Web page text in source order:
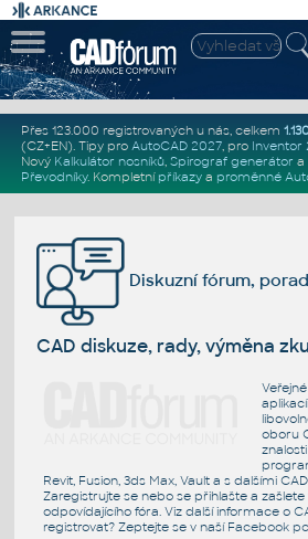
Přes 123.000 registrovaných u nás, celkem
(CZ+EN). Tipy pro AutoCAD 2027, pro Inventor
Nový Kalkulátor nosníků, Spirograf generátor a
Převodníky. Kompletní příkazya proměnné
Diskuzní fórum,
CAD diskuze, rady, výměna
oboru
Revit, Fusion, 3ds Max, Vault a s dalšími
Zaregistrujte se nebo se přihlašte a
odpovídajícího fóra. Viz další informace o
registrovat? Zeptejte se v naší Facebook